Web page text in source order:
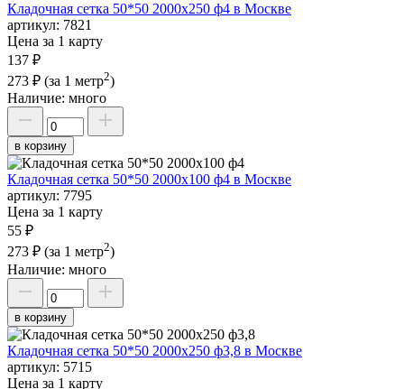
Кладочная сетка 50*50 2000х250 ф4 в Москве
артикул: 7821
Цена за 1 карту
137 ₽
273 ₽ (за 1 метр2)
Наличие: много
в корзину
Кладочная сетка 50*50 2000х100 ф4 в Москве
артикул: 7795
Цена за 1 карту
55 ₽
273 ₽ (за 1 метр2)
Наличие: много
в корзину
Кладочная сетка 50*50 2000х250 ф3,8 в Москве
артикул: 5715
Цена за 1 карту